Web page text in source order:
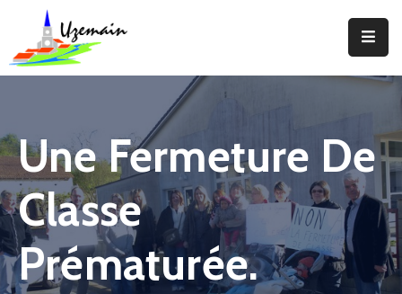
Actualités
Votre
Commune
Votre
Mairie
Services
Une Fermeture De
Classe
Prématurée.